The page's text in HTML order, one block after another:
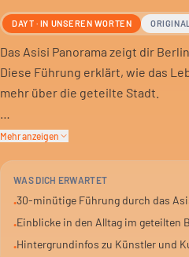
DAYT · IN UNSEREN WORTEN ORIGINAL
Das Asisi Panorama zeigt dir
Diese Führung erklärt, wie das
mehr über die geteilte Stadt.
Der Künstler Yadegar Asisi hat
des Kunstwerks. Ein fiktiver
Nach der 30-minütigen Führung
Mehr anzeigen
WAS DICH ERWARTET
•30-minütige Führung durch das
•Einblicke in den Alltag im geteilten
•Hintergrundinfos zu Künstler und